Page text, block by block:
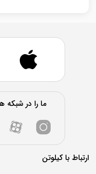
ما را در شبکه
ارتباط با کیلوتن